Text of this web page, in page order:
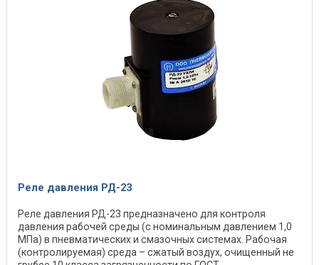
Реле давления РД-23
Реле давления РД-23 предназначено для контроля
давления рабочей среды (с номинальным давлением 1,0
МПа) в пневматических и смазочных системах. Рабочая
(контролируемая) среда – сжатый воздух, очищенный не